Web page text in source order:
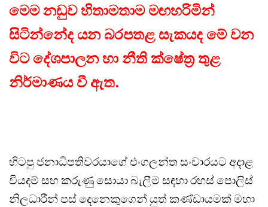
මෙම නඩුව හිතාමතාම මඟහරිමින්
සිටින්නේද යන බරපතළ සැකයද මේ වන
විට දේශපාලන හා නීති ක්ෂේත්‍ර තුළ
නිර්මාණය වී ඇත.
හිටපු ජනාධිපතිවරයාගේ එංගලන්ත සංචාරයට අදාළ
වියදම් සහ කරුණු සොයා බැලීම සඳහා රහස් පොලිස්
නිලධාරීන් පස් දෙනෙකුගෙන් යුත් කණ්ඩායමක් මහා